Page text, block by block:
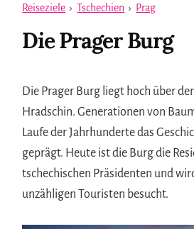
Reiseziele › Tschechien › Prag
Die Prager Burg
Die Prager Burg liegt hoch über
Hradschin. Generationen von
Laufe der Jahrhunderte das
geprägt. Heute ist die Burg die
tschechischen Präsidenten und
unzähligen Touristen besucht.